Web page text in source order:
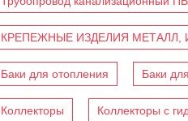
КРЕПЕЖНЫЕ ИЗДЕЛИЯ МЕТАЛЛ,
Баки для отопления Баки
Коллекторы Коллекторы с